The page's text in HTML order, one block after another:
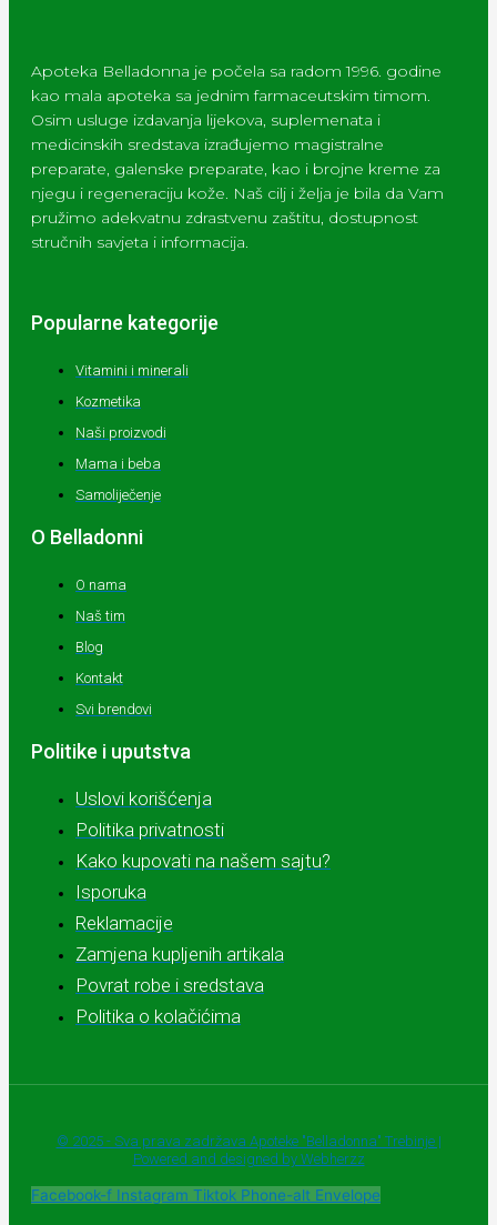
Apoteka Belladonna je počela sa radom 1996. godine
kao mala apoteka sa jednim farmaceutskim timom.
Osim usluge izdavanja lijekova, suplemenata i
medicinskih sredstava izrađujemo magistralne
preparate, galenske preparate, kao i brojne kreme za
njegu i regeneraciju kože. Naš cilj i želja je bila da Vam
pružimo adekvatnu zdrastvenu zaštitu, dostupnost
stručnih savjeta i informacija.
Popularne kategorije
Vitamini i minerali
Kozmetika
Naši proizvodi
Mama i beba
Samoliječenje
O Belladonni
O nama
Naš tim
Blog
Kontakt
Svi brendovi
Politike i uputstva
Uslovi korišćenja
Politika privatnosti
Kako kupovati na našem sajtu?
Isporuka
Reklamacije
Zamjena kupljenih artikala
Povrat robe i sredstava
Politika o kolačićima
© 2025 - Sva prava zadržava Apoteke "Belladonna" Trebinje |
Powered and designed by Webherzz
Facebook-f Instagram Tiktok Phone-alt Envelope